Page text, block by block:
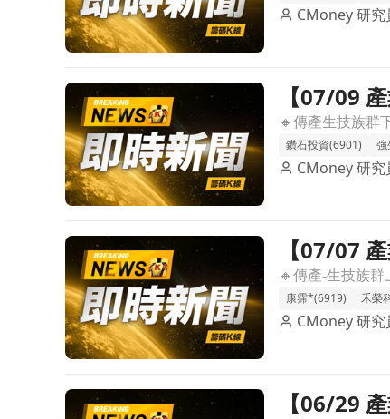
CMoney 研究
前往【07/09 產業即時新聞】傳產生技類股弱勢震
【07/09
鑽石投資(6901)
強
CMoney 研究
前往【07/07 產業即時新聞】傳產-生技族群強勢
【07/07
康霈*(6919)
禾榮
CMoney 研究
前往【06/29 產業即時新聞】傳產生技族群資金
【06/29